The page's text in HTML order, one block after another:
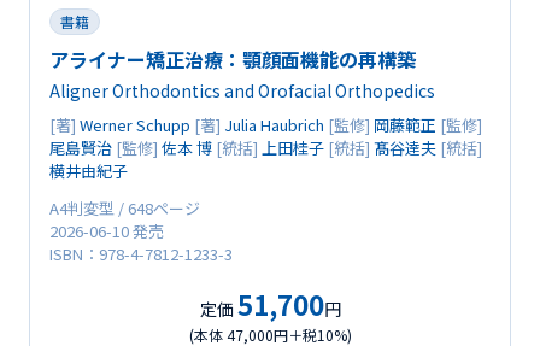
書籍
アライナー矯正治療：顎顔面機能の再構築
Aligner Orthodontics and Orofacial Orthopedics
[著] Werner Schupp [著] Julia Haubrich [監修] 岡藤範正 [監修]
尾島賢治 [監修] 佐本 博 [統括] 上田桂子 [統括] 髙谷達夫 [統括]
横井由紀子
A4判変型 / 648ページ
2026-06-10 発売
ISBN：978-4-7812-1233-3
定価 51,700円
(本体 47,000円＋税10%)